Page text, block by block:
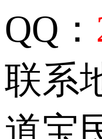
QQ：
联系